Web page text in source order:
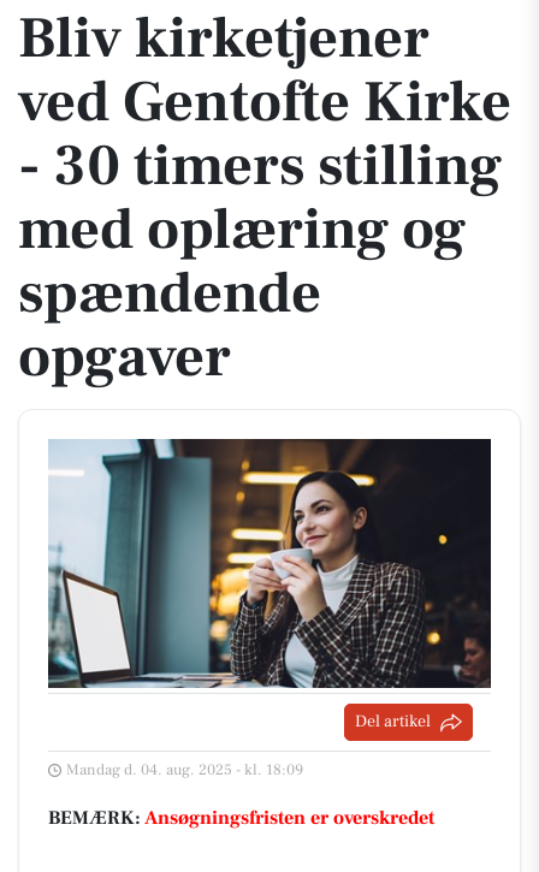
Bliv kirketjener
ved Gentofte Kirke
- 30 timers stilling
med oplæring og
spændende
opgaver
Del artikel
Mandag d. 04. aug. 2025 - kl. 18:09
BEMÆRK: Ansøgningsfristen er overskredet